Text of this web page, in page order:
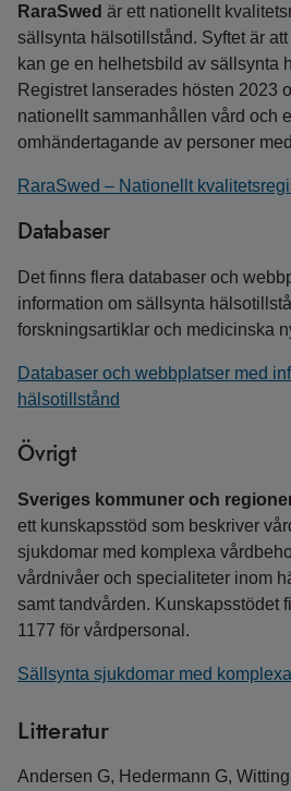
RaraSwed är ett nationellt
sällsynta hälsotillstånd. Syftet är
kan ge en helhetsbild av sällsynta
Registret lanserades hösten 2023
nationellt sammanhållen vård och
omhändertagande av personer
RaraSwed – Nationellt
Databaser
Det finns flera databaser och
information om sällsynta
forskningsartiklar och medicinska
Databaser och webbplatser med
hälsotillstånd
Övrigt
Sveriges kommuner och
ett kunskapsstöd som beskriver
sjukdomar med komplexa
vårdnivåer och specialiteter inom
samt tandvården. Kunskapsstödet
1177 för vårdpersonal.
Sällsynta sjukdomar med
Litteratur
Andersen G, Hedermann G,